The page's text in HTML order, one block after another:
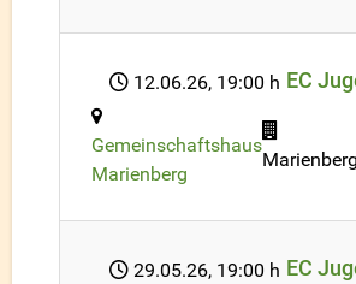
12.06.26, 19:00 h EC
Gemeinschaftshaus
Marienberg
Marienberg
29.05.26, 19:00 h EC